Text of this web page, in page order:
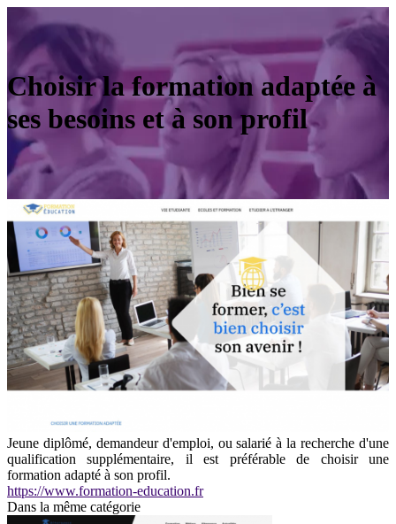
Choisir la formation adaptée à
ses besoins et à son profil
Jeune diplômé, demandeur d'emploi, ou salarié à la recherche d'une
qualification supplémentaire, il est préférable de choisir une
formation adapté à son profil.
https://www.formation-education.fr
Dans la même catégorie